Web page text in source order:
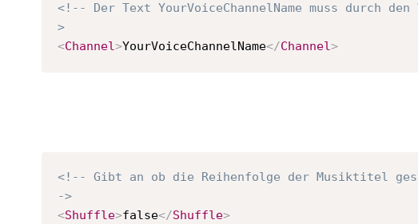
<!-- Der Text YourVoiceChannelName muss durch
>
<Channel>YourVoiceChannelName</Channel>
<!-- Gibt an ob die Reihenfolge der Musiktitel
->
<Shuffle>false</Shuffle>